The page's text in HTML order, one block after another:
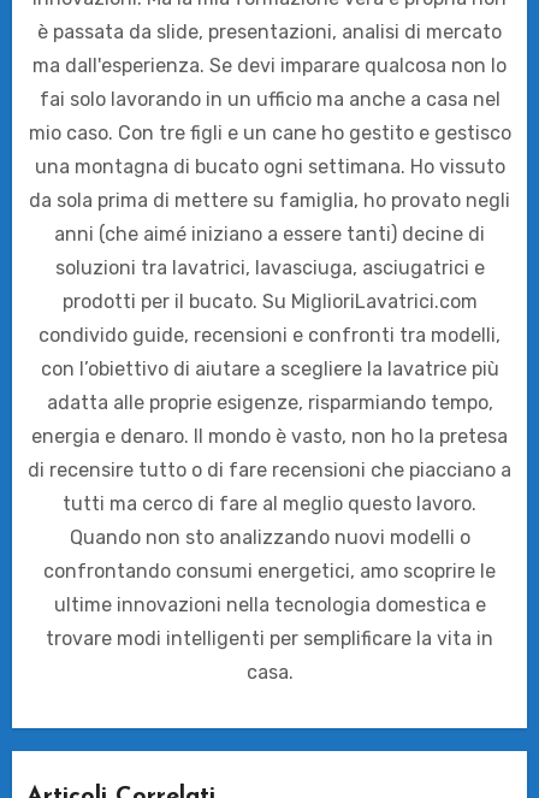
è passata da slide, presentazioni, analisi di mercato
ma dall'esperienza. Se devi imparare qualcosa non lo
fai solo lavorando in un ufficio ma anche a casa nel
mio caso. Con tre figli e un cane ho gestito e gestisco
una montagna di bucato ogni settimana. Ho vissuto
da sola prima di mettere su famiglia, ho provato negli
anni (che aimé iniziano a essere tanti) decine di
soluzioni tra lavatrici, lavasciuga, asciugatrici e
prodotti per il bucato. Su MiglioriLavatrici.com
condivido guide, recensioni e confronti tra modelli,
con l’obiettivo di aiutare a scegliere la lavatrice più
adatta alle proprie esigenze, risparmiando tempo,
energia e denaro. Il mondo è vasto, non ho la pretesa
di recensire tutto o di fare recensioni che piacciano a
tutti ma cerco di fare al meglio questo lavoro.
Quando non sto analizzando nuovi modelli o
confrontando consumi energetici, amo scoprire le
ultime innovazioni nella tecnologia domestica e
trovare modi intelligenti per semplificare la vita in
casa.